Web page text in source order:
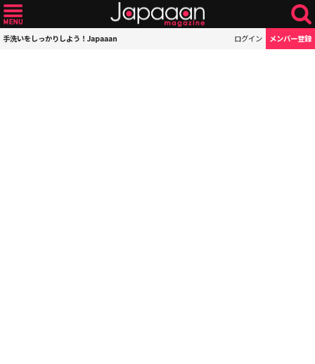
手洗いをしっかりしよう！Japaaan ログイン メンバー登録